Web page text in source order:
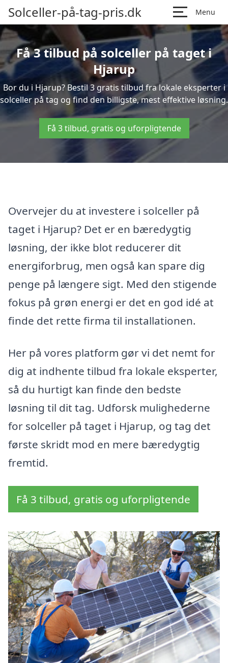
Solceller-på-tag-pris.dk Menu
Få 3 tilbud på solceller på taget i
Hjarup
Bor du i Hjarup? Bestil 3 gratis tilbud fra lokale eksperter i
solceller på tag og find den billigste, mest effektive løsning.
Få 3 tilbud, gratis og uforpligtende
Overvejer du at investere i solceller på
taget i Hjarup? Det er en bæredygtig
løsning, der ikke blot reducerer dit
energiforbrug, men også kan spare dig
penge på længere sigt. Med den stigende
fokus på grøn energi er det en god idé at
finde det rette firma til installationen.
Her på vores platform gør vi det nemt for
dig at indhente tilbud fra lokale eksperter,
så du hurtigt kan finde den bedste
løsning til dit tag. Udforsk mulighederne
for solceller på taget i Hjarup, og tag det
første skridt mod en mere bæredygtig
fremtid.
Få 3 tilbud, gratis og uforpligtende